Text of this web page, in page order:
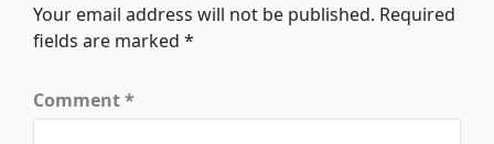
Your email address will not be published. Required
fields are marked*
Comment*